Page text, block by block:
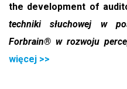
the development of
techniki słuchowej w
Forbrain® w rozwoju
więcej >>